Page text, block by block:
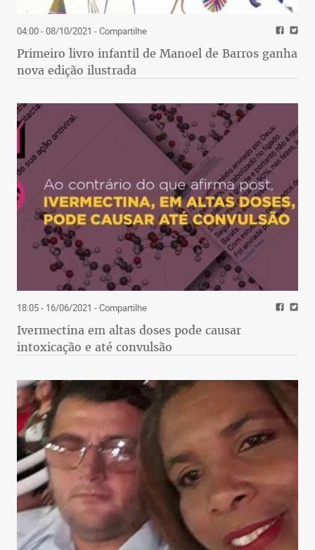
04:00 - 08/10/2021 - Compartilhe
Primeiro livro infantil de Manoel de Barros ganha
nova edição ilustrada
18:05 - 16/06/2021 - Compartilhe
Ivermectina em altas doses pode causar
intoxicação e até convulsão